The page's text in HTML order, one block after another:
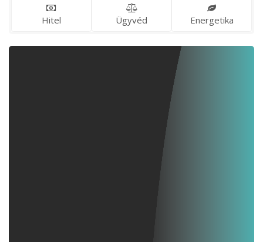
Hitel Ügyvéd Energetika